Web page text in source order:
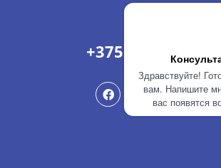
Здравствуйте!
вам. Напишите
вас появятся
+375 (29) 187 01